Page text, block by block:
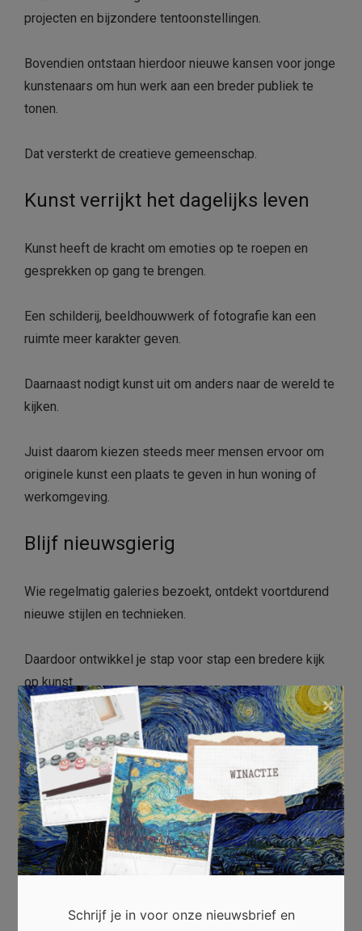
projecten en bijzondere tentoonstellingen.
Bovendien ontstaan hierdoor nieuwe kansen voor jonge
kunstenaars om hun werk aan een breder publiek te
tonen.
Dat versterkt de creatieve gemeenschap.
Kunst verrijkt het dagelijks leven
Kunst heeft de kracht om emoties op te roepen en
gesprekken op gang te brengen.
Een schilderij, beeldhouwwerk of fotografie kan een
ruimte meer karakter geven.
Daarnaast nodigt kunst uit om anders naar de wereld te
kijken.
Juist daarom kiezen steeds meer mensen ervoor om
originele kunst een plaats te geven in hun woning of
werkomgeving.
Blijf nieuwsgierig
Wie regelmatig galeries bezoekt, ontdekt voortdurend
nieuwe stijlen en technieken.
Daardoor ontwikkel je stap voor stap een bredere kijk
op kunst.
Bovendien leer je verschillende kunstenaars kennen en
krijg je meer waardering voor hun vakmanschap.
Die nieuwsgierigheid maakt ieder galeriebezoek
opnieuw de moeite waard.
Conclusie
Lokale kunstgaleries vormen een waardevolle
Schrijf je in voor onze nieuwsbrief en
×